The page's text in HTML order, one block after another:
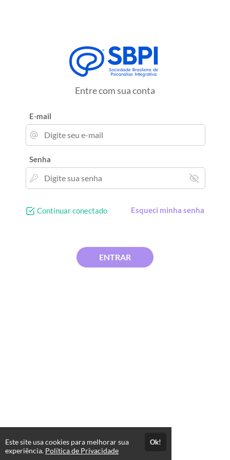
Entre com sua conta
E-mail
Senha
Continuar conectado Esqueci minha senha
ENTRAR
Este site usa cookies para melhorar sua
experiência. Política de Privacidade
Ok!